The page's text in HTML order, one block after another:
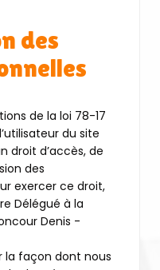
des
de la loi 78-17
du site
droit d’accès, de
des
exercer ce droit,
Délégué à la
Denis -
la façon dont nous